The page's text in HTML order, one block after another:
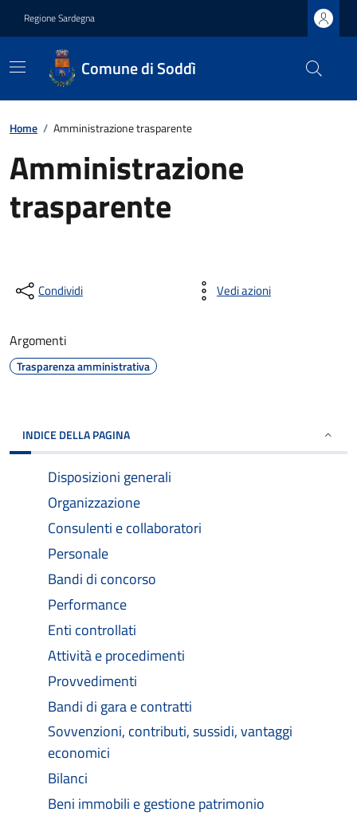
Regione Sardegna
Comune di Soddì
Home / Amministrazione trasparente
Amministrazione
trasparente
Condividi Vedi azioni
Argomenti
Trasparenza amministrativa
INDICE DELLA PAGINA
Disposizioni generali
Organizzazione
Consulenti e collaboratori
Personale
Bandi di concorso
Performance
Enti controllati
Attività e procedimenti
Provvedimenti
Bandi di gara e contratti
Sovvenzioni, contributi, sussidi, vantaggi
economici
Bilanci
Beni immobili e gestione patrimonio